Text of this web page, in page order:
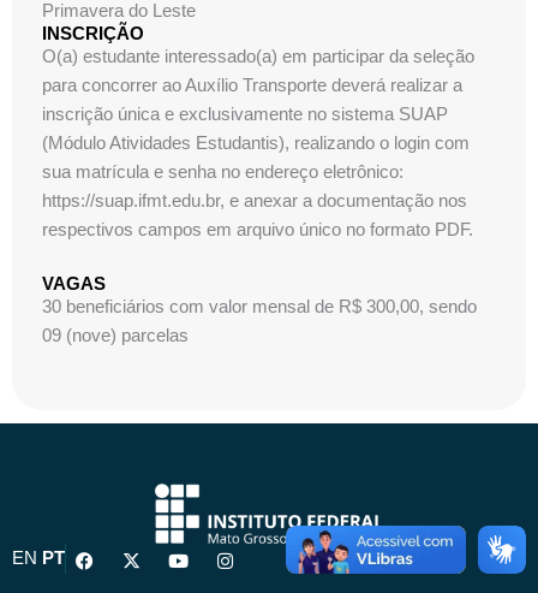
Primavera do Leste
INSCRIÇÃO
O(a) estudante interessado(a) em participar da seleção
para concorrer ao Auxílio Transporte deverá realizar a
inscrição única e exclusivamente no sistema SUAP
(Módulo Atividades Estudantis), realizando o login com
sua matrícula e senha no endereço eletrônico:
https://suap.ifmt.edu.br, e anexar a documentação nos
respectivos campos em arquivo único no formato PDF.
VAGAS
30 beneficiários com valor mensal de R$ 300,00, sendo
09 (nove) parcelas
EN PT
F
a
X
-
Y
o
I
n